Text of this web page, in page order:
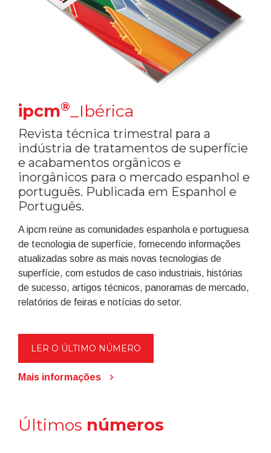
ipcm®_Ibérica
Revista técnica trimestral para a
indústria de tratamentos de superfície
e acabamentos orgânicos e
inorgânicos para o mercado espanhol e
português. Publicada em Espanhol e
Português.
A ipcm reúne as comunidades espanhola e portuguesa
de tecnologia de superfície, fornecendo informações
atualizadas sobre as mais novas tecnologias de
superfície, com estudos de caso industriais, histórias
de sucesso, artigos técnicos, panoramas de mercado,
relatórios de feiras e notícias do setor.
LER O ÚLTIMO NÚMERO
Mais informações
Últimos números